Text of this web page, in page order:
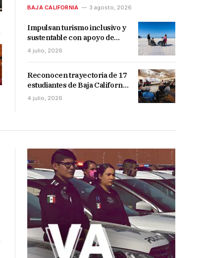
BAJA CALIFORNIA 3 agosto, 2026
Impulsan turismo inclusivo y
sustentable con apoyo de
emprendimientos
4 julio, 2026
Reconocen trayectoria de 17
estudiantes de Baja California
por excelencia académica
4 julio, 2026